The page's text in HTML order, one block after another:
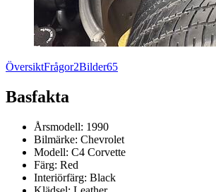
ÖversiktFrågor2Bilder65
Basfakta
Årsmodell: 1990
Bilmärke: Chevrolet
Modell: C4 Corvette
Färg: Red
Interiörfärg: Black